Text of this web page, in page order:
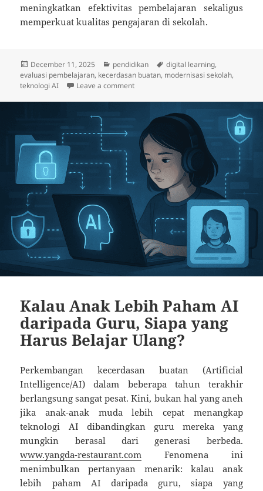
meningkatkan efektivitas pembelajaran sekaligus
memperkuat kualitas pengajaran di sekolah.
Posted
on
December 11, 2025 Categories
pendidikan Tags
digital learning,
evaluasi pembelajaran, kecerdasan buatan, modernisasi sekolah,
teknologi AI
Leave a commenton Pemanfaatan AI Dorong Efisiensi
Kalau Anak Lebih Paham AI
daripada Guru, Siapa yang
Harus Belajar Ulang?
Perkembangan kecerdasan buatan (Artificial
Intelligence/AI) dalam beberapa tahun terakhir
berlangsung sangat pesat. Kini, bukan hal yang aneh
jika anak-anak muda lebih cepat menangkap
teknologi AI dibandingkan guru mereka yang
mungkin berasal dari generasi berbeda.
www.yangda-restaurant.com Fenomena ini
menimbulkan pertanyaan menarik: kalau anak
lebih paham AI daripada guru, siapa yang